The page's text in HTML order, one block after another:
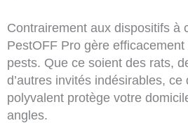
Contrairement aux dispositifs à
PestOFF Pro gère
pests. Que ce soient des rats,
d’autres invités indésirables, ce
polyvalent protège votre
angles.